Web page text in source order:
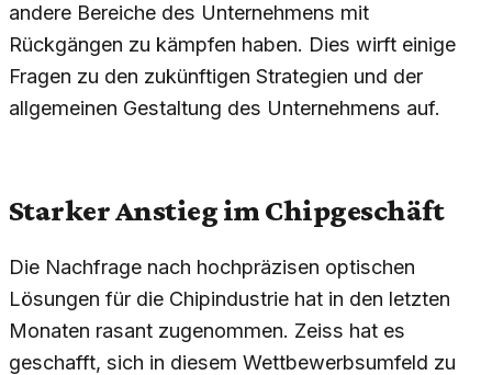
andere Bereiche des Unternehmens mit
Rückgängen zu kämpfen haben. Dies wirft einige
Fragen zu den zukünftigen Strategien und der
allgemeinen Gestaltung des Unternehmens auf.
Starker Anstieg im Chipgeschäft
Die Nachfrage nach hochpräzisen optischen
Lösungen für die Chipindustrie hat in den letzten
Monaten rasant zugenommen. Zeiss hat es
geschafft, sich in diesem Wettbewerbsumfeld zu